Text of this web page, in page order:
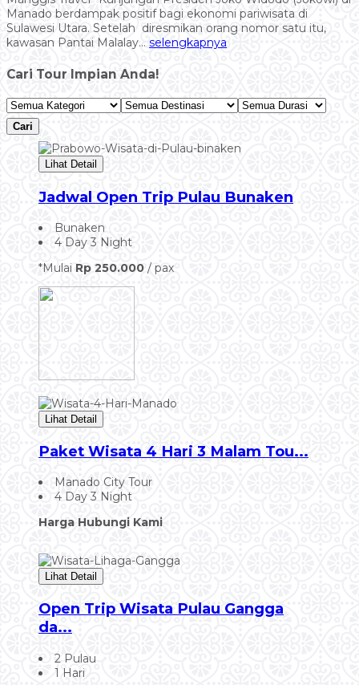
Manado berdampak positif bagi ekonomi pariwisata di
Sulawesi Utara. Setelah diresmikan orang nomor satu itu,
kawasan Pantai Malalay... selengkapnya
Cari Tour Impian Anda!
Cari
Lihat Detail
Jadwal Open Trip Pulau Bunaken
Bunaken
4 Day 3 Night
*Mulai Rp 250.000 / pax
Lihat Detail
Paket Wisata 4 Hari 3 Malam Tou...
Manado City Tour
4 Day 3 Night
Harga Hubungi Kami
Lihat Detail
Open Trip Wisata Pulau Gangga
da...
2 Pulau
1 Hari